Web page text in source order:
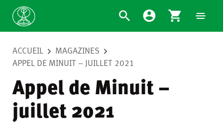
ACCUEIL
MAGAZINES
APPEL DE MINUIT – JUILLET 2021
Appel de Minuit –
juillet 2021